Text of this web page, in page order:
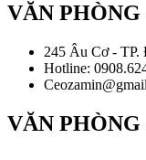
VĂN
245 Âu Cơ - TP.
Hotline:
VĂN